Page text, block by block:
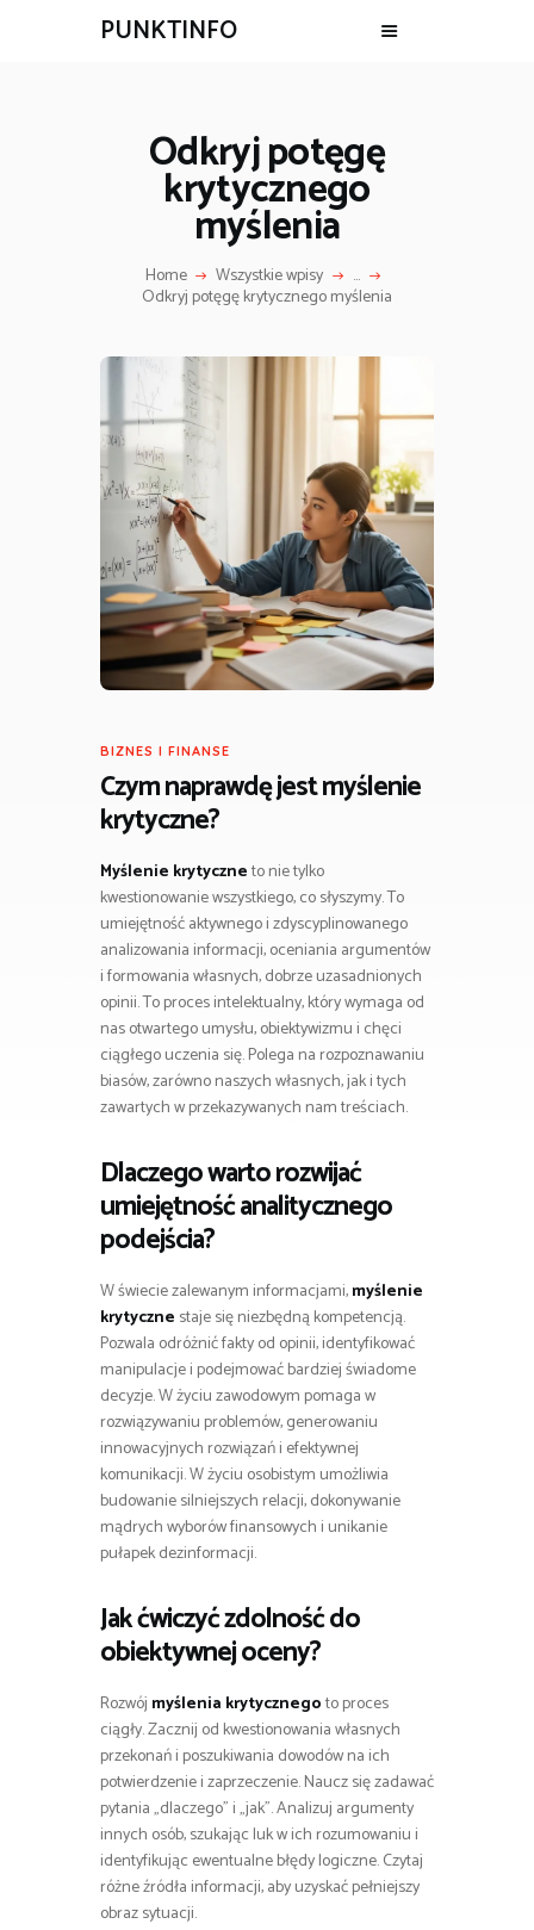
PUNKTINFO
Odkryj potęgę
krytycznego
myślenia
Home Wszystkie wpisy ...
Odkryj potęgę krytycznego myślenia
BIZNES I FINANSE
Czym naprawdę jestmyślenie
krytyczne?
Myślenie krytyczneto nie tylko
kwestionowanie wszystkiego, co słyszymy. To
umiejętność aktywnego i zdyscyplinowanego
analizowania informacji, oceniania argumentów
i formowania własnych, dobrze uzasadnionych
opinii. To proces intelektualny, który wymaga od
nas otwartego umysłu, obiektywizmu i chęci
ciągłego uczenia się. Polega na rozpoznawaniu
biasów, zarówno naszych własnych, jak i tych
zawartych w przekazywanych nam treściach.
Dlaczego warto rozwijać
umiejętność analitycznego
podejścia?
W świecie zalewanym informacjami,myślenie
krytyczne staje się niezbędną kompetencją.
Pozwala odróżnić fakty od opinii, identyfikować
manipulacje i podejmować bardziej świadome
decyzje. W życiu zawodowym pomaga w
rozwiązywaniu problemów, generowaniu
innowacyjnych rozwiązań i efektywnej
komunikacji. W życiu osobistym umożliwia
budowanie silniejszych relacji, dokonywanie
mądrych wyborów finansowych i unikanie
pułapek dezinformacji.
Jak ćwiczyć zdolność do
obiektywnej oceny?
Rozwój myślenia krytycznegoto proces
ciągły. Zacznij od kwestionowania własnych
przekonań i poszukiwania dowodów na ich
potwierdzenie i zaprzeczenie. Naucz się zadawać
pytania „dlaczego” i „jak”. Analizuj argumenty
innych osób, szukając luk w ich rozumowaniu i
identyfikując ewentualne błędy logiczne. Czytaj
różne źródła informacji, aby uzyskać pełniejszy
obraz sytuacji.